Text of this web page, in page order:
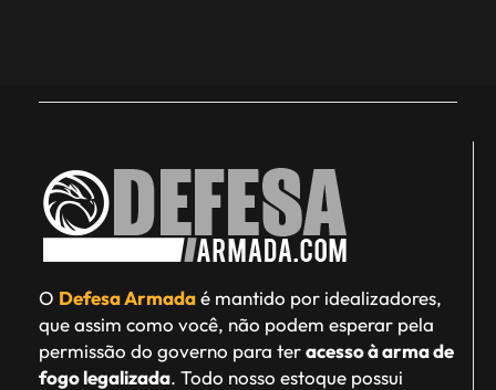
O Defesa Armadaé mantido por idealizadores,
que assim como você, não podem esperar pela
permissão do governo para teracesso à arma de
fogo legalizada. Todo nosso estoque possui